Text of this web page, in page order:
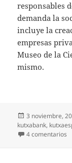
responsables
demanda la
incluye la
empresas
Museo de la
mismo.
Publicado
el
3 noviembre,
kutxabank,
4 comentarios